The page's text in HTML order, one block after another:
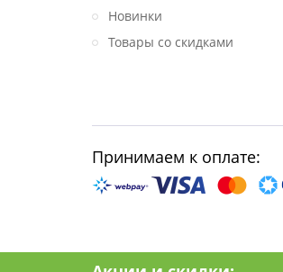
Новинки
Товары со скидками
Принимаем к оплате: